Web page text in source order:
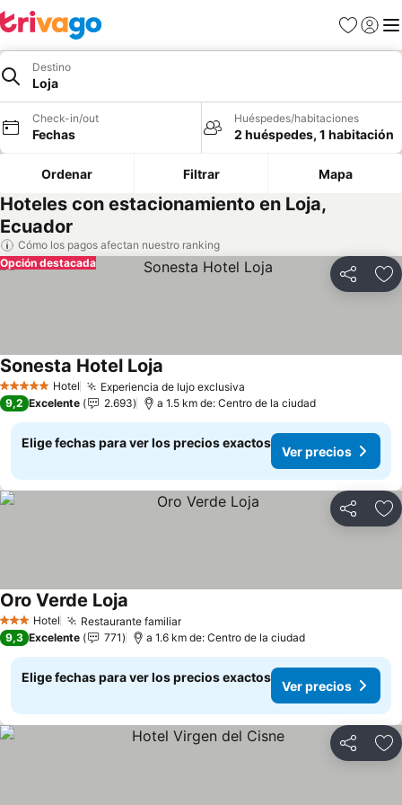
Favoritos
Iniciar
Destino
Loja
Check-in/out
Fechas
Huéspedes/habitaciones
2 huéspedes, 1 habitación
Ordenar Filtrar Mapa
Hoteles con estacionamiento en Loja,
Ecuador
Cómo los pagos afectan nuestro ranking
Compartir
Opción destacada
5 Estrellas Hotel Experiencia de lujo exclusiva
Sonesta Hotel Loja
9,2 Excelente 2.693 a 1.5 km de: Centro de la ciudad
Elige fechas para ver los precios exactos
Ver precios
Compartir
3 Estrellas
Hotel Restaurante familiarVer precios
Oro Verde Loja
9,3 Excelente 771 a 1.6 km de: Centro de la ciudad
Elige fechas para ver los precios exactos
Ver precios
Compartir